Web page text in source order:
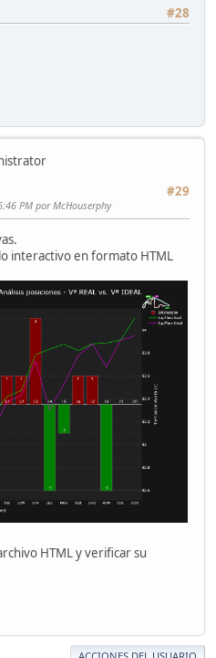
#28
#29
PM por McHouserphy
interactivo en formato HTML
HTML y verificar su